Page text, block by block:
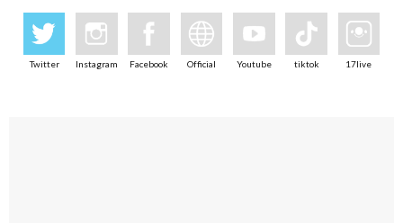
Twitter Instagram Facebook Official Youtube tiktok 17live